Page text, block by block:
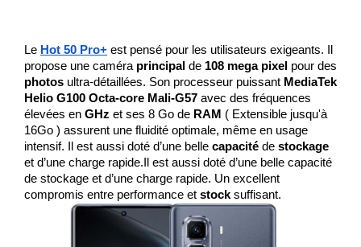
Le Hot 50 Pro+ est pensé pour les utilisateurs exigeants. Il
propose une caméra principal de 108 mega pixel
photos ultra-détaillées. Son processeur puissant MediaTek
Helio G100 Octa-core Mali-G57 avec des fréquences
élevées en GHz et ses 8 Go de RAM ( Extensible jusqu'à
16Go ) assurent une fluidité optimale, même en usage
intensif. Il est aussi doté d’une belle capacité de stockage
et d’une charge rapide.Il est aussi doté d’une belle capacité
de stockage et d’une charge rapide. Un excellent
compromis entre performance et stock suffisant.